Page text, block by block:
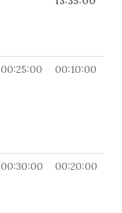
00:25:00 00:10:00
00:30:00 00:20:00